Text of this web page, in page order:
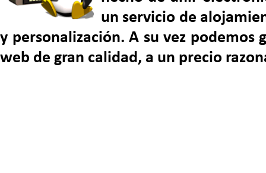
un servicio de
y personalización. A su vez
web de gran calidad, a un precio